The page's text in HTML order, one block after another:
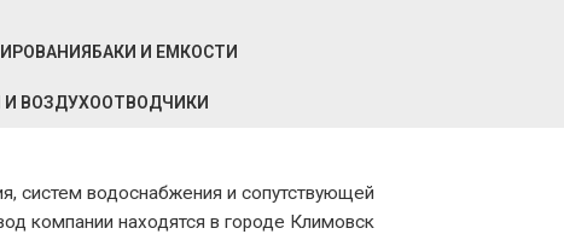
БАКИ И ЕМКОСТИ
И ВОЗДУХООТВОДЧИКИ
систем водоснабжения и сопутствующей
компании находятся в городе Климовск